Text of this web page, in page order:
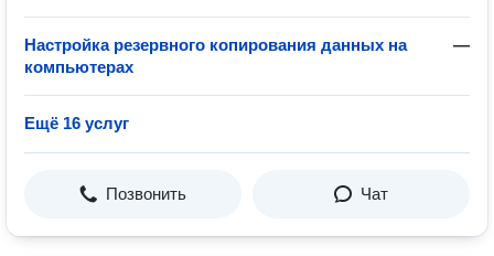
Настройка резервного копирования данных на
компьютерах
—
Ещё 16 услуг
Позвонить Чат